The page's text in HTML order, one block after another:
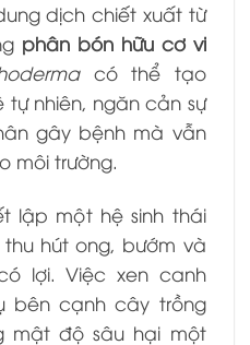
dịch chiết xuất từ
phân bón hữu cơ vi
có thể tạo
nhiên, ngăn cản sự
gây bệnh mà vẫn
môi trường.
lập một hệ sinh thái
hút ong, bướm và
lợi. Việc xen canh
bên cạnh cây trồng
mật độ sâu hại một